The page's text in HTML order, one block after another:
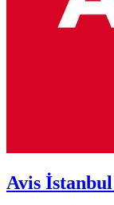
Avis